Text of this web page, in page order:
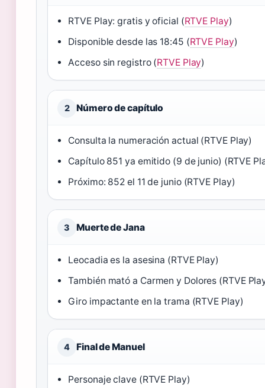
RTVE Play: gratis y oficial (RTVE Play)
Disponible desde las 18:45 (RTVE Play)
Acceso sin registro (RTVE Play)
2 Número de capítulo
Consulta la numeración actual (RTVE Play)
Capítulo 851 ya emitido (9 de junio) (RTVE
Próximo: 852 el 11 de junio (RTVE Play)
3 Muerte de Jana
Leocadia es la asesina (RTVE Play)
También mató a Carmen y Dolores (RTVE
Giro impactante en la trama (RTVE Play)
4 Final de Manuel
Personaje clave (RTVE Play)